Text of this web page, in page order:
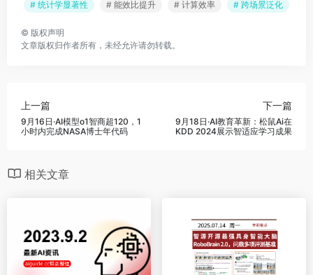
# 统计学显著性
# 能效比提升 # 计算效率 # 跨场景泛化
© 版权声明
文章版权归作者所有，未经允许请勿转载。
上一篇
9月16日·AI模型o1智商超120，1
小时内完成NASA博士年代码
下一篇
9月18日·AI教育革新：松鼠Ai在
KDD 2024展示智适应学习成果
相关文章